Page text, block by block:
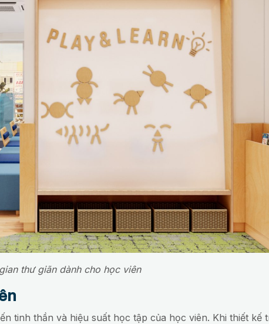
thư giãn dành cho học viên
tinh thần và hiệu suất học tập của học viên. Khi thiết kế